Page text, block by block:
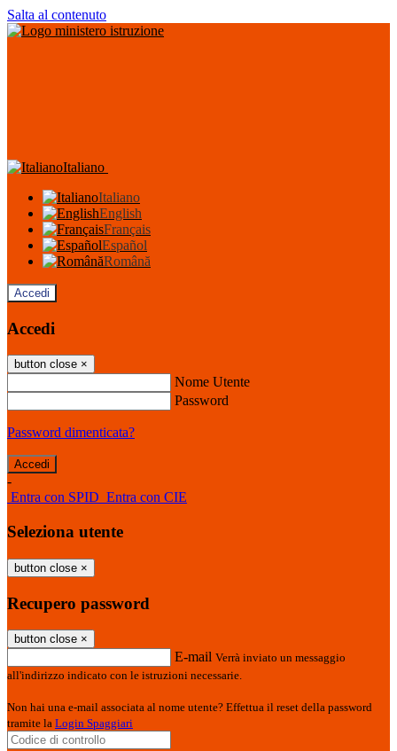
Salta al contenuto
Italiano
Italiano
English
Français
Español
Română
Accedi
Accedi
button close ×
Nome Utente
Password
Password dimenticata?
-
Entra con SPID Entra con CIE
Seleziona utente
button close ×
Recupero password
button close ×
E-mail Verrà inviato un messaggio
all'indirizzo indicato con le istruzioni necessarie.
Non hai una e-mail associata al nome utente? Effettua il reset della password
tramite la Login Spaggiari